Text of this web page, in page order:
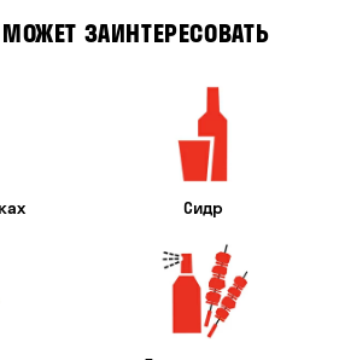
ЗАИНТЕРЕСОВАТЬ
Сидр